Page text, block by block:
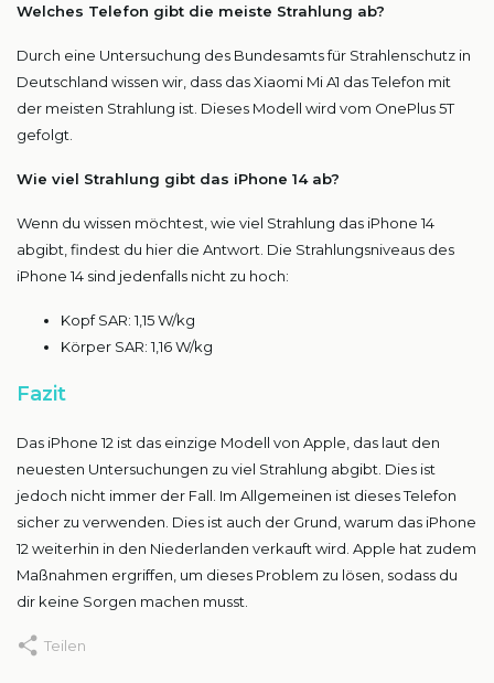
Welches Telefon gibt die meiste Strahlung ab?
Durch eine Untersuchung des Bundesamts für Strahlenschutz in
Deutschland wissen wir, dass das Xiaomi Mi A1 das Telefon mit
der meisten Strahlung ist. Dieses Modell wird vom OnePlus 5T
gefolgt.
Wie viel Strahlung gibt das iPhone 14 ab?
Wenn du wissen möchtest, wie viel Strahlung das iPhone 14
abgibt, findest du hier die Antwort. Die Strahlungsniveaus des
iPhone 14 sind jedenfalls nicht zu hoch:
Kopf SAR: 1,15 W/kg
Körper SAR: 1,16 W/kg
Fazit
Das iPhone 12 ist das einzige Modell von Apple, das laut den
neuesten Untersuchungen zu viel Strahlung abgibt. Dies ist
jedoch nicht immer der Fall. Im Allgemeinen ist dieses Telefon
sicher zu verwenden. Dies ist auch der Grund, warum das iPhone
12 weiterhin in den Niederlanden verkauft wird. Apple hat zudem
Maßnahmen ergriffen, um dieses Problem zu lösen, sodass du
dir keine Sorgen machen musst.
Teilen